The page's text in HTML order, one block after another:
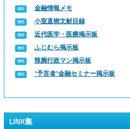
金融情報メモ
小室直樹文献目録
近代医学・医療掲示板
ふじむら掲示板
辣腕行政マン掲示板
“予言者”金融セミナー掲示板
LINK集